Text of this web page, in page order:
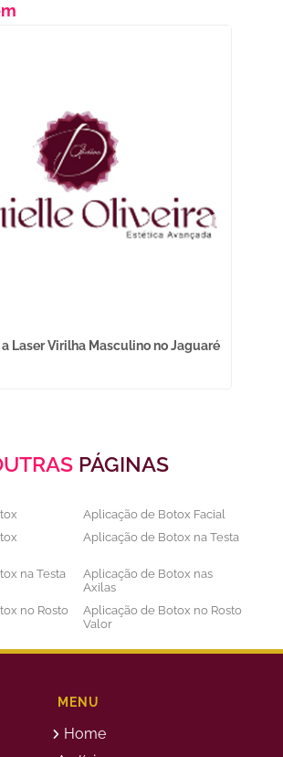
Laser Virilha Masculino no Jaguaré
PÁGINAS
Aplicação de Botox Facial
Aplicação de Botox na Testa
na Testa
Aplicação de Botox nas
Axilas
no Rosto
Aplicação de Botox no Rosto
Valor
nos
Aplicação de Botox Preço
Barriga
no Glúteo Valor
MENU
Home